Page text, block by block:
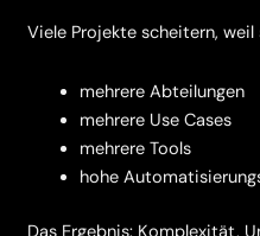
Viele Projekte scheitern,
mehrere Abteilungen
mehrere Use Cases
mehrere Tools
hohe